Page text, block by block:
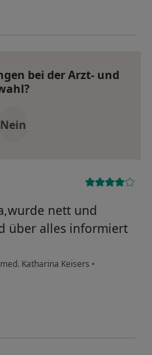
bei der Arzt- und
Nein
nett und
über alles informiert
Katharina Keisers •